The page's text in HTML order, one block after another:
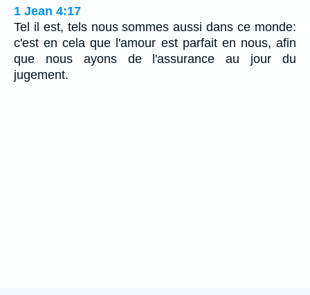
1 Jean 4:17
Tel il est, tels nous sommes aussi dans ce monde:
c'est en cela que l'amour est parfait en nous, afin
que nous ayons de l'assurance au jour du
jugement.